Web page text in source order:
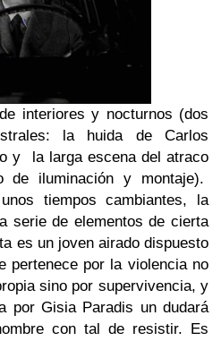
interiores y nocturnos (dos
la huida de Carlos
y la larga escena del atraco
iluminación y montaje).
tiempos cambiantes, la
serie de elementos de cierta
es un joven airado dispuesto
pertenece por la violencia no
sino por supervivencia, y
por Gisia Paradis un dudará
con tal de resistir. Es